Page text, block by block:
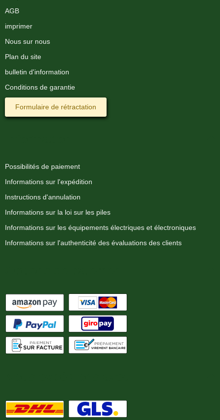
AGB
imprimer
Nous sur nous
Plan du site
bulletin d'information
Conditions de garantie
Formulaire de rétractation
Possibilités de paiement
Informations sur l'expédition
Instructions d'annulation
Informations sur la loi sur les piles
Informations sur les équipements électriques et électroniques
Informations sur l'authenticité des évaluations des clients